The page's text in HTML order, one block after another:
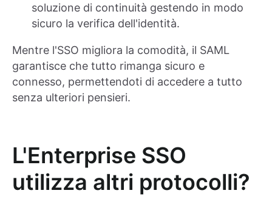
soluzione di continuità gestendo in modo
sicuro la verifica dell'identità.
Mentre l'SSO migliora la comodità, il SAML
garantisce che tutto rimanga sicuro e
connesso, permettendoti di accedere a tutto
senza ulteriori pensieri.
L'Enterprise SSO
utilizza altri protocolli?